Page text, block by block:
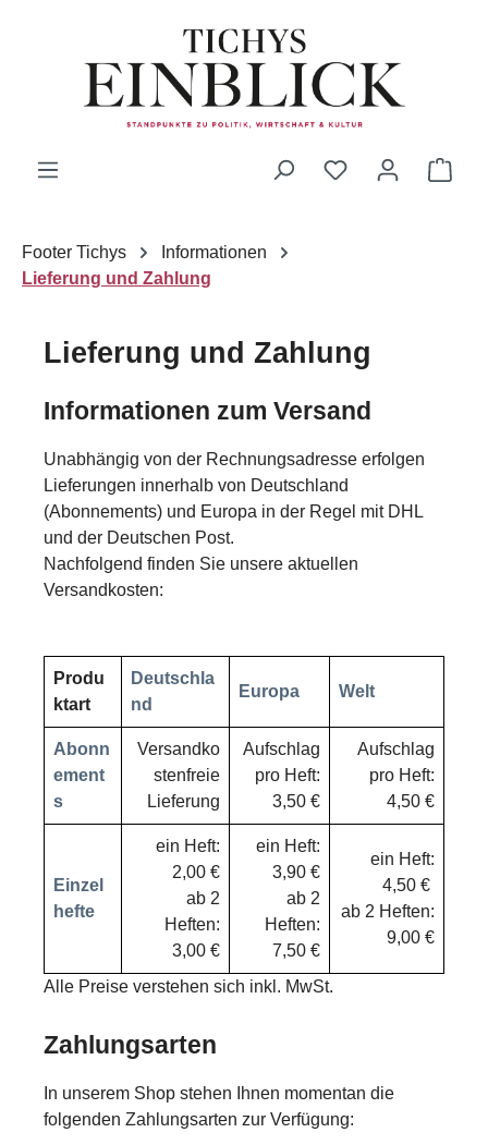
Zum Hauptinhalt springen
Du hast 0
Footer Tichys
Informationen
Lieferung und Zahlung
Lieferung und Zahlung
Informationen zum Versand
Unabhängig von der Rechnungsadresse erfolgen
Lieferungen innerhalb von Deutschland
(Abonnements) und Europa in der Regel mit DHL
und der Deutschen Post.
Nachfolgend finden Sie unsere aktuellen
Versandkosten:
Produ
ktart
Deutschla
nd
Europa Welt
Abonn
ement
s
Versandko
stenfreie
Lieferung
Aufschlag
pro Heft:
3,50 €
Aufschlag
pro Heft:
4,50 €
Einzel
hefte
ein Heft:
2,00 €
ab 2
Heften:
3,00 €
ein Heft:
3,90 €
ab 2
Heften:
7,50 €
ein Heft:
4,50 €
ab 2 Heften:
9,00 €
Alle Preise verstehen sich inkl. MwSt.
Zahlungsarten
In unserem Shop stehen Ihnen momentan die
folgenden Zahlungsarten zur Verfügung: